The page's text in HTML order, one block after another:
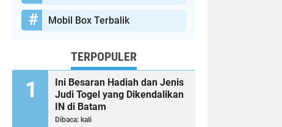
Mobil Box Terbalik
TERPOPULER
Ini Besaran Hadiah dan Jenis
Judi Togel yang Dikendalikan
IN di Batam
Dibaca: kali